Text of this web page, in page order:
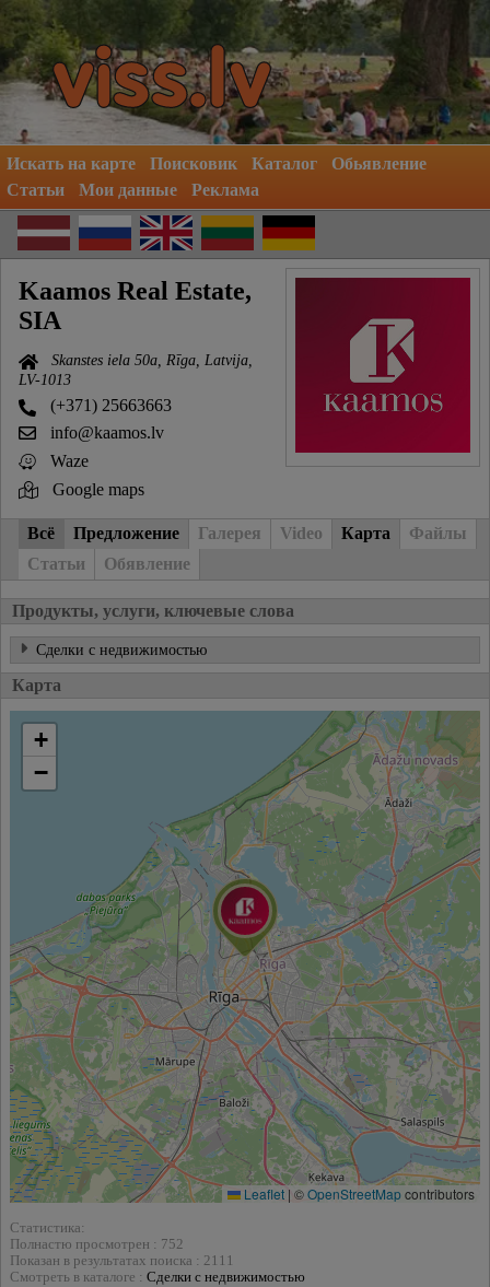
Искать на карте Поисковик Каталог
Обьявление
Статьи
Мои данные Реклама
Kaamos Real Estate,
SIA
Skanstes iela 50a, Rīga, Latvija,
LV-1013
(+371) 25663663
info@kaamos.lv
Waze
Google maps
Всё Предложение Галерея Video Карта
Файлы
Статьи
Обявление
Продукты, услуги, ключевые слова
Сделки с недвижимостью
Карта
+
−
Leaflet | ©OpenStreetMapcontributors
Статистика:
Полнастю просмотрен : 752
Показан в результатах поиска : 2111
Смотреть в каталоге : Сделки с недвижимостью